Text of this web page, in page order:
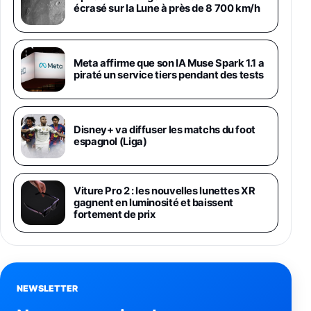
1019€1399€Fnac (Vendeur Tiers)
Galaxy S26 Ultra 256 Go Violet
892€1199€Fnac (Vendeur Tiers)
Philips SHK2000BL - Casque Enfant - Bleu &
Répartiteur Audio 5 Casques, Blanc
24,94€29,96€ Fnac (Vendeur Tiers)
Bande Gigabit (Serveur et Client VPN, Triple
Vlan, Mode Point d'accès et Bridge, contrôle
Parental, Qos)
39,72€50,42€Amazon
Panasonic KX-TG6822 Téléphones Sans fil
Smartphone APPLE iPhone 15 Noir 128Go
écrasé sur la Lune à près de 8 700 km/h
Meta affirme que son IA Muse Spark 1.1 a
piraté un service tiers pendant des tests
Disney+ va diffuser les matchs du foot
espagnol (Liga)
Viture Pro 2 : les nouvelles lunettes XR
gagnent en luminosité et baissent
fortement de prix
NEWSLETTER